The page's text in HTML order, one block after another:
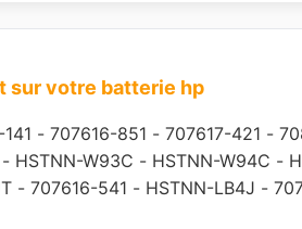
sur votre batterie hp
- 707616-851 - 707617-421 -
- HSTNN-W93C - HSTNN-W94C -
- 707616-541 - HSTNN-LB4J -